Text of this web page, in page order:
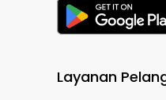
Layanan